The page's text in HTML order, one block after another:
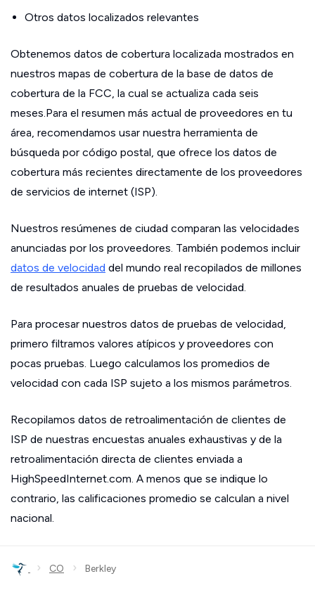
Otros datos localizados relevantes
Obtenemos datos de cobertura localizada mostrados en
nuestros mapas de cobertura de la base de datos de
cobertura de la FCC, la cual se actualiza cada seis
meses.Para el resumen más actual de proveedores en tu
área, recomendamos usar nuestra herramienta de
búsqueda por código postal, que ofrece los datos de
cobertura más recientes directamente de los proveedores
de servicios de internet (ISP).
Nuestros resúmenes de ciudad comparan las velocidades
anunciadas por los proveedores. También podemos incluir
datos de velocidad del mundo real recopilados de millones
de resultados anuales de pruebas de velocidad.
Para procesar nuestros datos de pruebas de velocidad,
primero filtramos valores atípicos y proveedores con
pocas pruebas. Luego calculamos los promedios de
velocidad con cada ISP sujeto a los mismos parámetros.
Recopilamos datos de retroalimentación de clientes de
ISP de nuestras encuestas anuales exhaustivas y de la
retroalimentación directa de clientes enviada a
HighSpeedInternet.com. A menos que se indique lo
contrario, las calificaciones promedio se calculan a nivel
nacional.
› CO › Berkley